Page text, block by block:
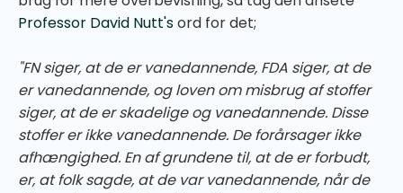
Professor David Nutt'sord for det;
"FN siger, at de er vanedannende, FDA siger, at de
er vanedannende, og loven om misbrug af stoffer
siger, at de er skadelige og vanedannende. Disse
stoffer er ikke vanedannende. De forårsager ikke
afhængighed. En af grundene til, at de er forbudt,
er, at folk sagde, at de var vanedannende, når de